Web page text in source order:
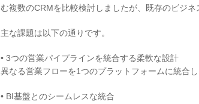
む複数のCRMを比較検討しましたが、既存のビジ
主な課題は以下の通りです。
• 3つの営業パイプラインを統合する柔軟な設計
異なる営業フローを1つのプラットフォームに統合
• BI基盤とのシームレスな統合